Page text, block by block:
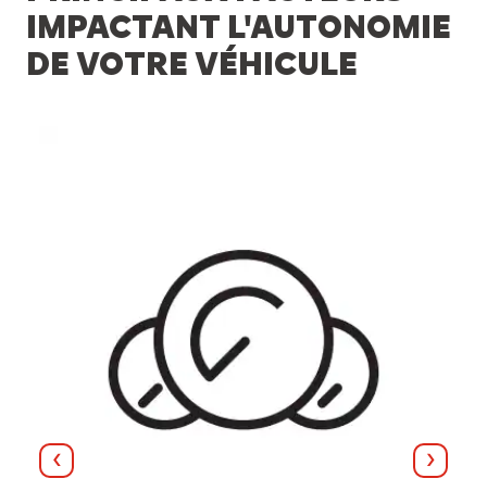
IMPACTANT L'AUTONOMIE
DE VOTRE VÉHICULE
Назад Далі